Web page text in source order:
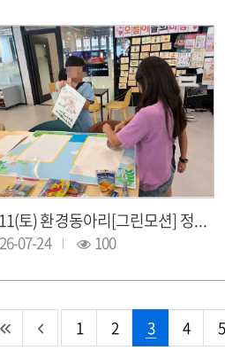
7/11(토) 환경동아리[그린모션] 정기활동
07-24 100
1 2 3 4 5